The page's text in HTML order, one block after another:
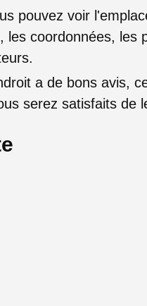
pouvez voir
les coordonnées, les
a de bons avis,
serez satisfaits de